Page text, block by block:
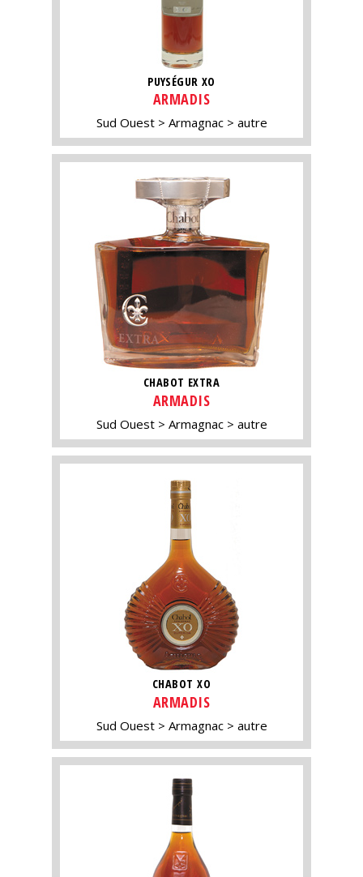
PUYSÉGUR XO
ARMADIS
Sud Ouest Armagnac autre
CHABOT EXTRA
ARMADIS
Sud Ouest Armagnac autre
CHABOT XO
ARMADIS
Sud Ouest Armagnac autre